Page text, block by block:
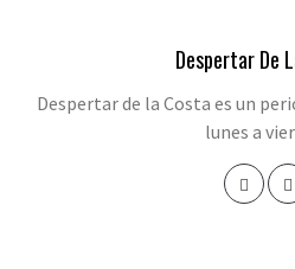
Despertar De
Despertar de la Costa es un
lunes a